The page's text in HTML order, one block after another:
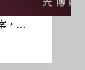
，…